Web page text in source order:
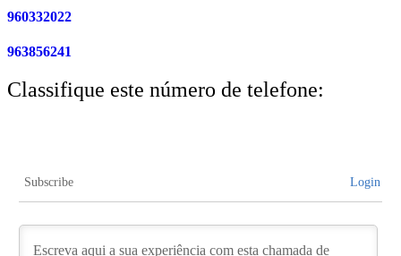
960332022
963856241
Classifique este número de telefone:
Subscribe Login